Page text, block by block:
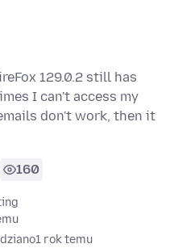
129.0.2 still has
I can't access my
don't work, then it
160
1 rok temu